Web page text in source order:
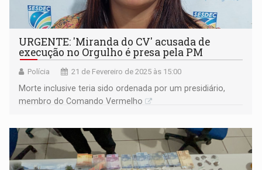
URGENTE: 'Miranda do CV' acusada de
execução no Orgulho é presa pela PM
Polícia 21 de Fevereiro de 2025 às 15:00
Morte inclusive teria sido ordenada por um presidiário,
membro do Comando Vermelho